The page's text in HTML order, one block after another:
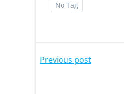
No Tag
Previous post